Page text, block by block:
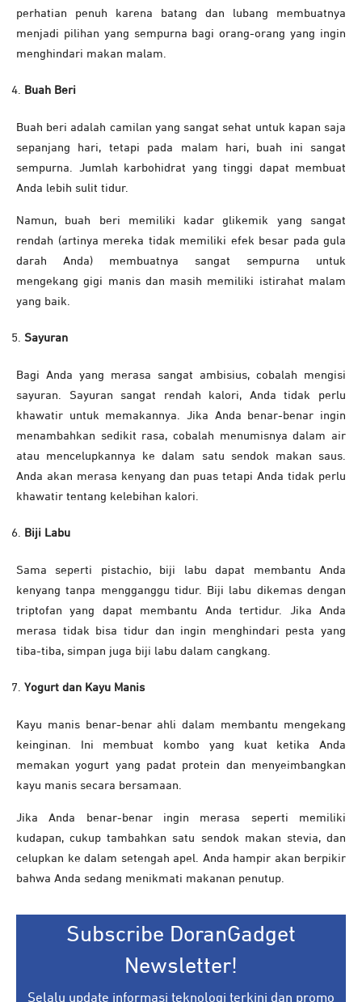
perhatian penuh karena batang dan lubang membuatnya
menjadi pilihan yang sempurna bagi orang-orang yang ingin
menghindari makan malam.
Buah Beri
Buah beri adalah camilan yang sangat sehat untuk kapan saja
sepanjang hari, tetapi pada malam hari, buah ini sangat
sempurna. Jumlah karbohidrat yang tinggi dapat membuat
Anda lebih sulit tidur.
Namun, buah beri memiliki kadar glikemik yang sangat
rendah (artinya mereka tidak memiliki efek besar pada gula
darah Anda) membuatnya sangat sempurna untuk
mengekang gigi manis dan masih memiliki istirahat malam
yang baik.
Sayuran
Bagi Anda yang merasa sangat ambisius, cobalah mengisi
sayuran. Sayuran sangat rendah kalori, Anda tidak perlu
khawatir untuk memakannya. Jika Anda benar-benar ingin
menambahkan sedikit rasa, cobalah menumisnya dalam air
atau mencelupkannya ke dalam satu sendok makan saus.
Anda akan merasa kenyang dan puas tetapi Anda tidak perlu
khawatir tentang kelebihan kalori.
Biji Labu
Sama seperti pistachio, biji labu dapat membantu Anda
kenyang tanpa mengganggu tidur. Biji labu dikemas dengan
triptofan yang dapat membantu Anda tertidur. Jika Anda
merasa tidak bisa tidur dan ingin menghindari pesta yang
tiba-tiba, simpan juga biji labu dalam cangkang.
Yogurt dan Kayu Manis
Kayu manis benar-benar ahli dalam membantu mengekang
keinginan. Ini membuat kombo yang kuat ketika Anda
memakan yogurt yang padat protein dan menyeimbangkan
kayu manis secara bersamaan.
Jika Anda benar-benar ingin merasa seperti memiliki
kudapan, cukup tambahkan satu sendok makan stevia, dan
celupkan ke dalam setengah apel. Anda hampir akan berpikir
bahwa Anda sedang menikmati makanan penutup.
Subscribe DoranGadget
Newsletter!
Selalu update informasi teknologi terkini dan promo